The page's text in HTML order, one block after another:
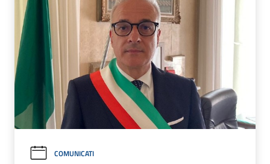
COMUNICATI